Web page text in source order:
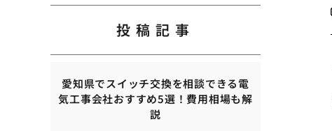
投稿記事
愛知県でスイッチ交換を相談できる電
気工事会社おすすめ5選！費用相場も解
説